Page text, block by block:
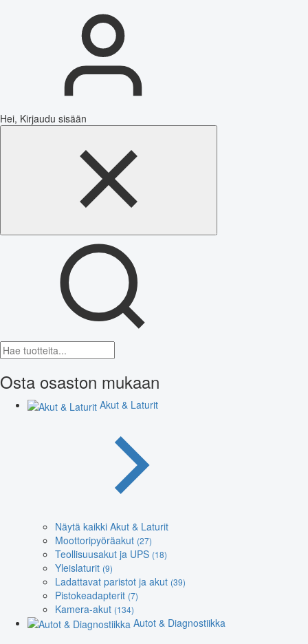
Hei, Kirjaudu sisään
Osta osaston mukaan
Akut & Laturit
Näytä kaikki Akut & Laturit
Moottoripyöräakut (27)
Teollisuusakut ja UPS (18)
Yleislaturit (9)
Ladattavat paristot ja akut (39)
Pistokeadapterit (7)
Kamera-akut (134)
Autot & Diagnostiikka